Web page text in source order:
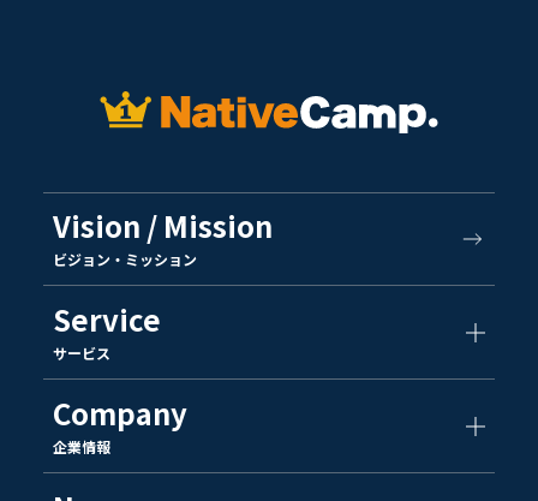
Vision / Mission
ビジョン・ミッション
Service
サービス
Company
企業情報